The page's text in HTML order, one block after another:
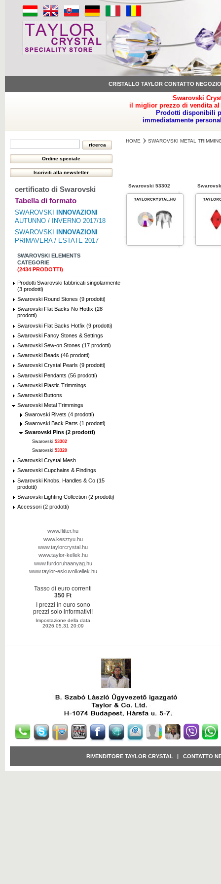
CRISTALLO TAYLOR CONTATTO NEGOZIO
Swarovski
il miglior prezzo di vendita
Prodotti disponibili
immediatamente
certificato di Swarovski
Tabella di formato
SWAROVSKI
INNOVAZIONI
AUTUNNO / INVERNO 2017/18
SWAROVSKI
INNOVAZIONI
PRIMAVERA / ESTATE 2017
SWAROVSKI ELEMENTS
CATEGORIE
(2434 PRODOTTI)
Prodotti Swarovski fabbricati singolarmente
(3 prodotti)
Swarovski Round Stones (9 prodotti)
Swarovski Flat Backs No Hotfix (28
prodotti)
Swarovski Flat Backs Hotfix (9 prodotti)
Swarovski Fancy Stones & Settings
Swarovski Sew-on Stones (17 prodotti)
Swarovski Beads (46 prodotti)
Swarovski Crystal Pearls (9 prodotti)
Swarovski Pendants (56 prodotti)
Swarovski Plastic Trimmings
Swarovski Buttons
Swarovski Metal Trimmings
Swarovski Rivets (4 prodotti)
Swarovski Back Parts (1 prodotti)
Swarovski Pins (2 prodotti)
Swarovski 53302
Swarovski 53320
Swarovski Crystal Mesh
Swarovski Cupchains & Findings
Swarovski Knobs, Handles & Co (15
prodotti)
Swarovski Lighting Collection (2 prodotti)
Accessori (2 prodotti)
www.flitter.hu
www.kesztyu.hu
www.taylorcrystal.hu
www.taylor-kellek.hu
www.furdoruhaanyag.hu
www.taylor-eskuvoikellek.hu
Tasso di euro correnti
350 Ft
I prezzi in euro sono
prezzi solo informativi!
Impostazione della data
2026.05.31 20:09
HOME SWAROVSKI METAL
Swarovski 53302
RIVENDITORE TAYLOR CRYSTAL CONTATTO